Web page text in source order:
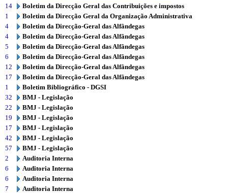
14
Boletim da Direcção Geral das Contribuições e impostos
1
Boletim da Direcção Geral da Organização Administrativa
4
Boletim da Direcção-Geral das Alfândegas
4
Boletim da Direcção-Geral das Alfândegas
5
Boletim da Direcção-Geral das Alfândegas
6
Boletim da Direcção-Geral das Alfândegas
12
Boletim da Direcção-Geral das Alfândegas
17
Boletim da Direcção-Geral das Alfândegas
1
Boletim Bibliográfico - DGSI
32
BMJ - Legislação
22
BMJ - Legislação
19
BMJ - Legislação
17
BMJ - Legislação
42
BMJ - Legislação
57
BMJ - Legislação
2
Auditoria Interna
6
Auditoria Interna
6
Auditoria Interna
7
Auditoria Interna